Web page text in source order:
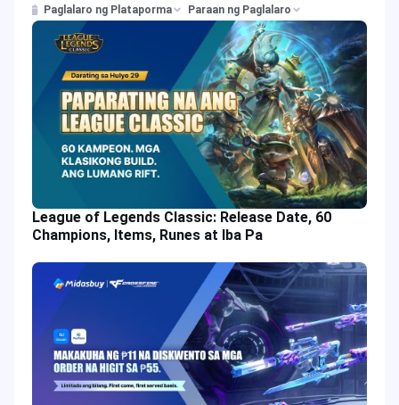
Paglalaro ng Plataporma Paraan ng Paglalaro
League of Legends Classic: Release Date, 60
Champions, Items, Runes at Iba Pa